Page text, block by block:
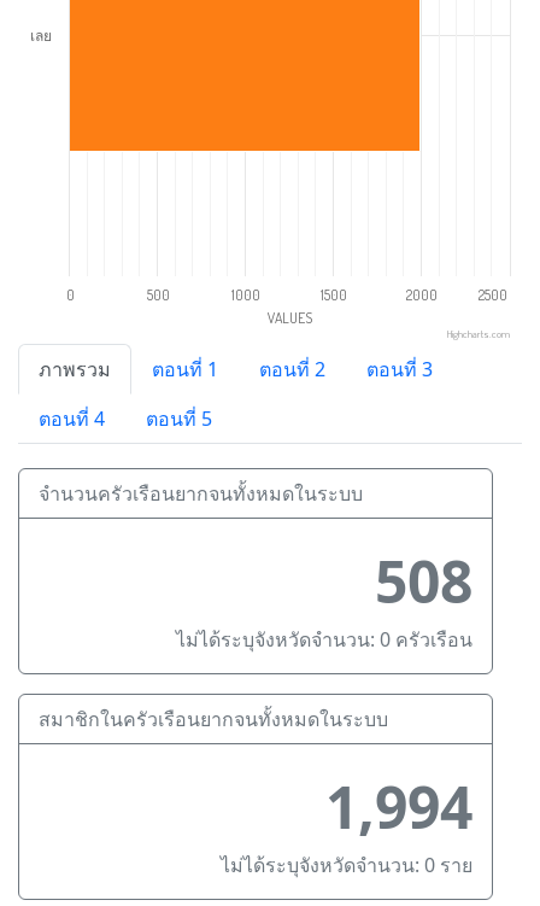
VALUES
เลย
0 500 1000 1500 2000 2500
Highcharts.com
ภาพรวม ตอนที่ 1 ตอนที่ 2
ตอนที่ 3
ตอนที่ 4
ตอนที่ 5
จำนวนครัวเรือนยากจนทั้งหมดในระบบ
508
ไม่ได้ระบุจังหวัดจำนวน: 0 ครัวเรือน
สมาชิกในครัวเรือนยากจนทั้งหมดในระบบ
1,994
ไม่ได้ระบุจังหวัดจำนวน: 0 ราย